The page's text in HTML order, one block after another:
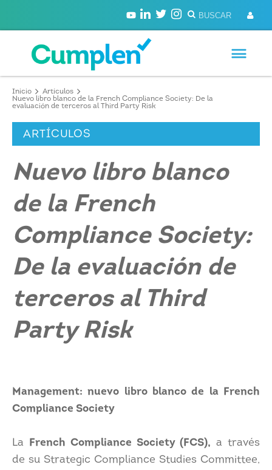
Inicio
Artículos
Nuevo libro blanco de la French Compliance Society: De la
evaluación de terceros al Third Party Risk
ARTÍCULOS
Nuevo libro blanco
de la French
Compliance Society:
De la evaluación de
terceros al Third
Party Risk
Management: nuevo libro blanco de la French
Compliance Society
La French Compliance Society (FCS), a través
de su Strategic Compliance Studies Committee,